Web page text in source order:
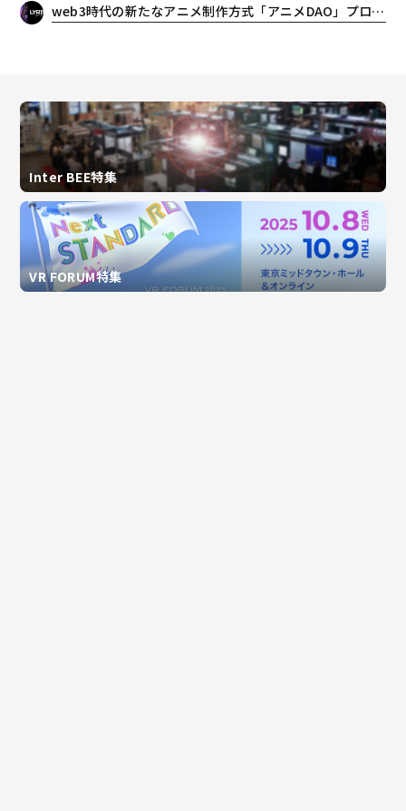
web3時代の新たなアニメ制作方式「アニメDAO」プロジェクト ショートアニメ本編完成と、dアニメストアでの独占配信決定のお知らせ
Inter BEE特集
VR FORUM特集